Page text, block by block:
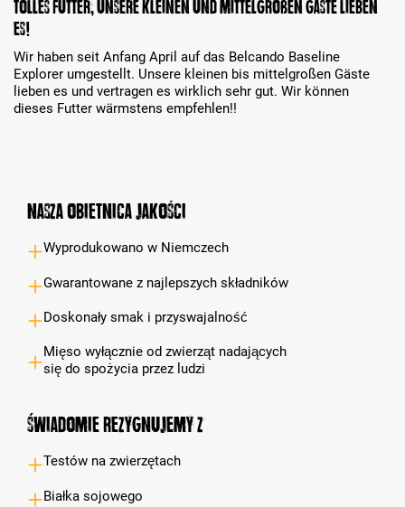
Tolles Futter, unsere kleinen und mittelgroßen Gäste lieben
es!
Wir haben seit Anfang April auf das Belcando Baseline
Explorer umgestellt. Unsere kleinen bis mittelgroßen Gäste
lieben es und vertragen es wirklich sehr gut. Wir können
dieses Futter wärmstens empfehlen!!
Nasza obietnica jakości
Wyprodukowano w Niemczech
Gwarantowane z najlepszych składników
Doskonały smak i przyswajalność
Mięso wyłącznie od zwierząt nadających
się do spożycia przez ludzi
Świadomie rezygnujemy z
Testów na zwierzętach
Białka sojowego